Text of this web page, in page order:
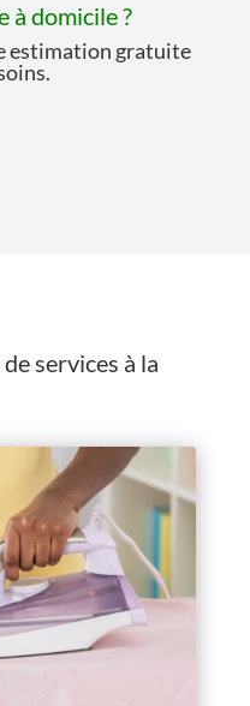
à domicile ?
estimation gratuite
services à la